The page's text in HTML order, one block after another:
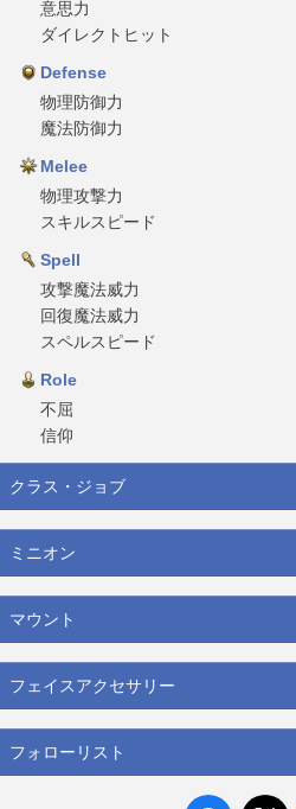
意思力
ダイレクトヒット
Defense
物理防御力
魔法防御力
Melee
物理攻撃力
スキルスピード
Spell
攻撃魔法威力
回復魔法威力
スペルスピード
Role
不屈
信仰
クラス・ジョブ
ミニオン
マウント
フェイスアクセサリー
フォローリスト